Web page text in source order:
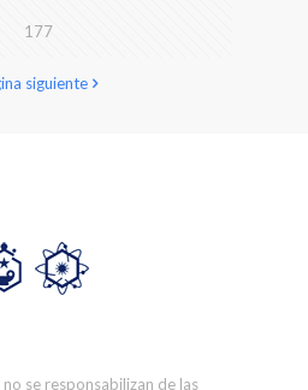
177
siguiente
se responsabilizan de las